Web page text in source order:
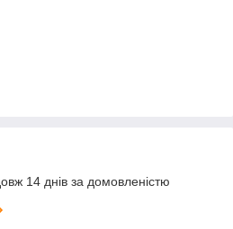
14 днів за домовленістю